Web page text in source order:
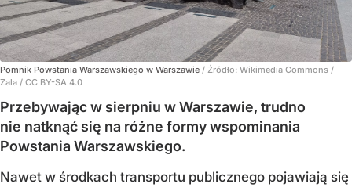
Pomnik Powstania Warszawskiego w Warszawie / Źródło: Wikimedia Commons /
Zala / CC BY-SA 4.0
Przebywając w sierpniu w Warszawie, trudno
nie natknąć się na różne formy wspominania
Powstania Warszawskiego.
Nawet w środkach transportu publicznego pojawiają się